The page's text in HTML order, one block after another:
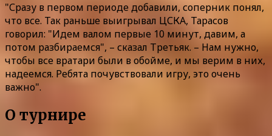
"Сразу в первом периоде добавили, соперник понял,
что все. Так раньше выигрывал ЦСКА, Тарасов
говорил: "Идем валом первые 10 минут, давим, а
потом разбираемся", – сказал Третьяк. – Нам нужно,
чтобы все вратари были в обойме, и мы верим в них,
надеемся. Ребята почувствовали игру, это очень
важно".
О турнире